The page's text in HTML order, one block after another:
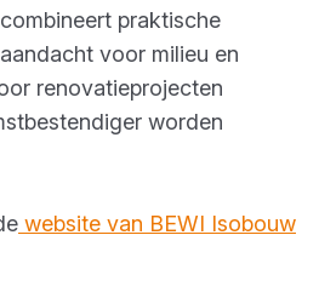
praktische
voor milieu en
renovatieprojecten
worden
website van BEWI Isobouw